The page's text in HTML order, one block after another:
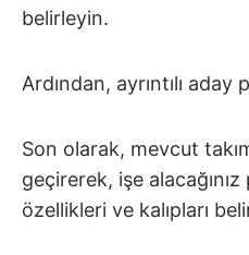
belirleyin.
Ardından, ayrıntılı
Son olarak, mevcut
geçirerek, işe
özellikleri ve kalıpları